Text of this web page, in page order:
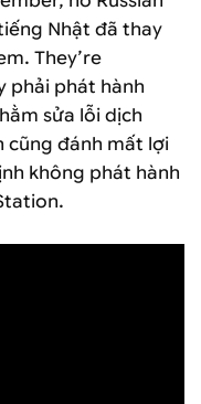
Nhật đã thay
They’re
phải phát hành
sửa lỗi dịch
đánh mất lợi
không phát hành